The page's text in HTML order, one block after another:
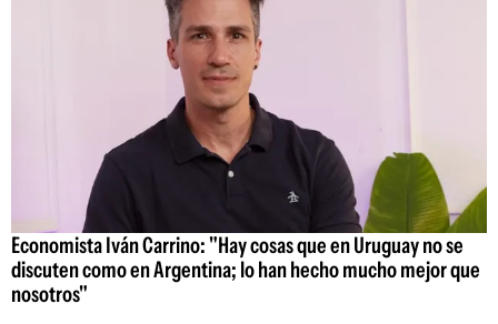
Economista Iván Carrino: "Hay cosas que en Uruguay no se
discuten como en Argentina; lo han hecho mucho mejor que
nosotros"